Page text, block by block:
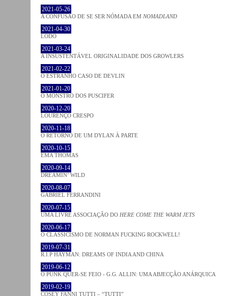
2021-05-26
A CONFUSÃO DE SE SER NÓMADA EM NOMADLAND
2021-04-30
LODO
2021-03-24
A INSUSTENTÁVEL ORIGINALIDADE DOS GROWLERS
2021-02-22
O ESTRANHO CASO DE DEVLIN
2021-01-20
O MONSTRO DOS PUSCIFER
2020-12-20
LOURENÇO CRESPO
2020-11-18
O RETORNO DE UM DYLAN À PARTE
2020-10-15
EMA THOMAS
2020-09-14
DREAMIN’ WILD
2020-08-07
GABRIEL FERRANDINI
2020-07-15
UMA LIVRE ASSOCIAÇÃO DO HERE COME THE WARM JETS
2020-06-17
O CLASSICISMO DE NORMAN FUCKING ROCKWELL!
2019-07-31
R.I.P HAYMAN: DREAMS OF INDIA AND CHINA
2019-06-12
O PUNK QUER-SE FEIO - G.G. ALLIN: UMA ABJECÇÃO ANÁRQUICA
2019-02-19
COSEY FANNI TUTTI – “TUTTI”